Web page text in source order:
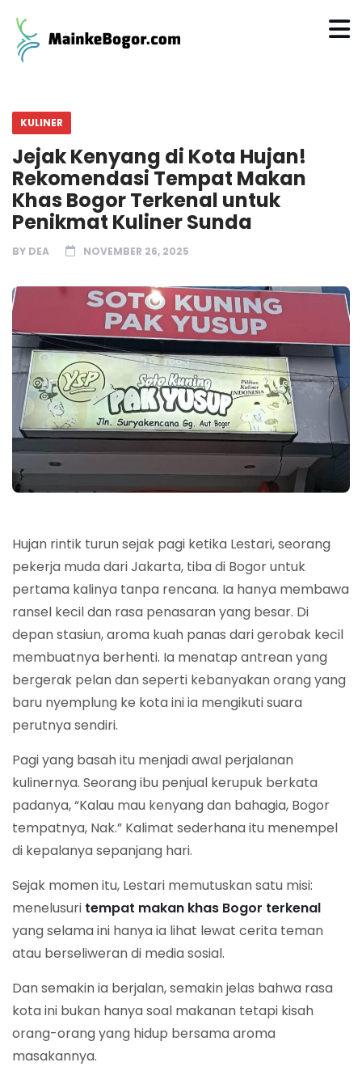
KULINER
Jejak Kenyang di Kota Hujan!
Rekomendasi Tempat Makan
Khas Bogor Terkenal untuk
Penikmat Kuliner Sunda
BY DEA NOVEMBER 26, 2025
Hujan rintik turun sejak pagi ketika Lestari, seorang
pekerja muda dari Jakarta, tiba di Bogor untuk
pertama kalinya tanpa rencana. Ia hanya membawa
ransel kecil dan rasa penasaran yang besar. Di
depan stasiun, aroma kuah panas dari gerobak kecil
membuatnya berhenti. Ia menatap antrean yang
bergerak pelan dan seperti kebanyakan orang yang
baru nyemplung ke kota ini ia mengikuti suara
perutnya sendiri.
Pagi yang basah itu menjadi awal perjalanan
kulinernya. Seorang ibu penjual kerupuk berkata
padanya, “Kalau mau kenyang dan bahagia, Bogor
tempatnya, Nak.” Kalimat sederhana itu menempel
di kepalanya sepanjang hari.
Sejak momen itu, Lestari memutuskan satu misi:
menelusuri tempat makan khas Bogor terkenal
yang selama ini hanya ia lihat lewat cerita teman
atau berseliweran di media sosial.
Dan semakin ia berjalan, semakin jelas bahwa rasa
kota ini bukan hanya soal makanan tetapi kisah
orang-orang yang hidup bersama aroma
masakannya.